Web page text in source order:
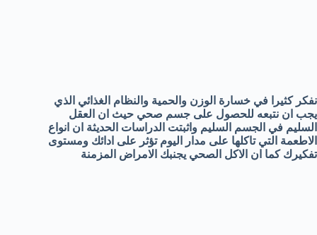
نفكر كثيرا في خسارة الوزن والحمية والنظام الغذائي الذي
يجب ان نتبعه للحصول على جسم صحي حيث ان العقل
السليم في الجسم السليم واثبتت الدراسات الحديثة ان انواع
الاطعمة التي تاكلها على مدار اليوم تؤثر على ادائك ومستوى
تفكيرك كما ان الاكل الصحي يجنبك الامراض المزمنة